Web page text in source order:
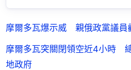
摩爾多瓦爆示威 親俄政黨議員
摩爾多瓦突關閉領空近4小時
地政府